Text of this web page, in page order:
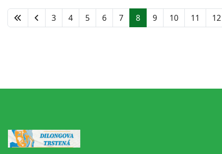
3 4 5 6 7 8 9 10 11 12